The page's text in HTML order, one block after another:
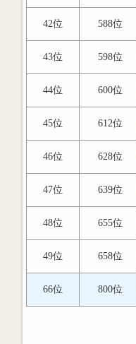
42位 588位
43位 598位
44位 600位
45位 612位
46位 628位
47位 639位
48位 655位
49位 658位
66位 800位